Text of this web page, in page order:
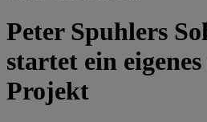
Peter Spuhlers
startet ein
Projekt